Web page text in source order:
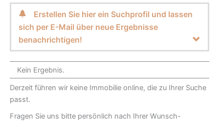
Erstellen Sie hier ein Suchprofil und lassen
sich per E-Mail über neue Ergebnisse
benachrichtigen!
Kein Ergebnis.
Derzeit führen wir keine Immobilie online, die zu Ihrer Suche
passt.
Fragen Sie uns bitte persönlich nach Ihrer Wunsch-